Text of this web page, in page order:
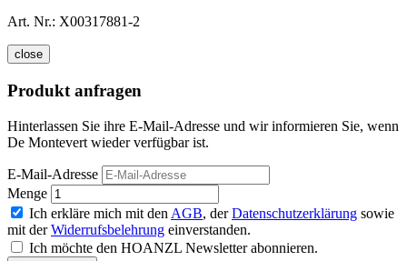
Art. Nr.: X00317881-2
close
Produkt anfragen
Hinterlassen Sie ihre E-Mail-Adresse und wir informieren Sie, wenn
De Montevert wieder verfügbar ist.
E-Mail-Adresse
Menge
Ich erkläre mich mit den AGB, derDatenschutzerklärung sowie
mit derWiderrufsbelehrung einverstanden.
Ich möchte den HOANZL Newsletter abonnieren.